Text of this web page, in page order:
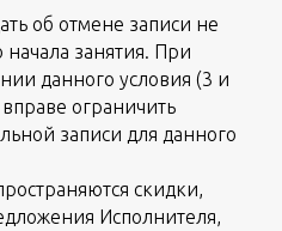
об отмене записи не
начала занятия. При
данного условия (3 и
ограничить
записи для данного
скидки,
Исполнителя,